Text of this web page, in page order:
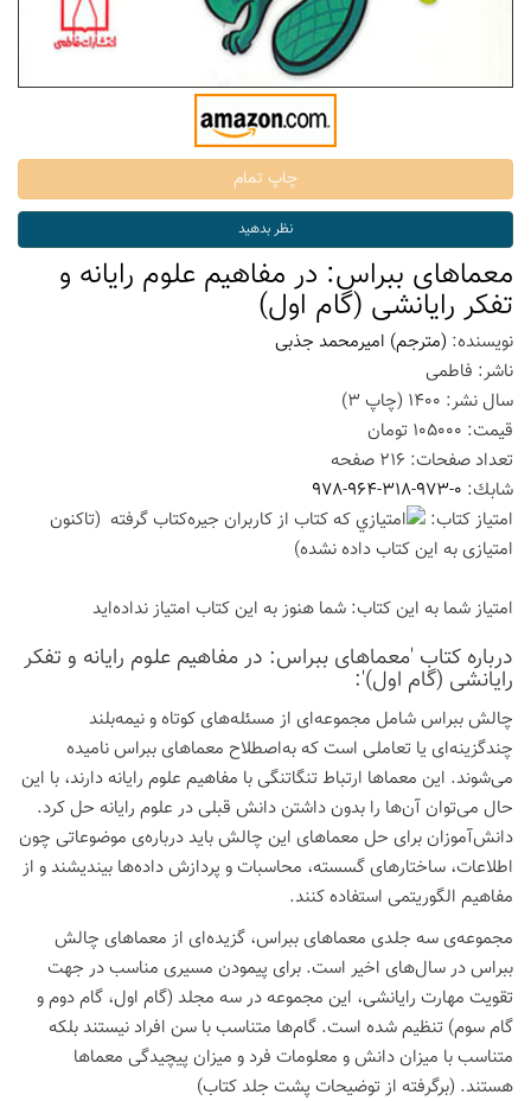
معماهای ببراس: در مفاهیم علوم رایانه و
تفکر رایانشی (گام اول)
نویسنده: (مترجم) امیرمحمد جذبی
ناشر: فاطمی
سال نشر: 1400 (چاپ 3
)
قیمت: 105000 تومان
تعداد صفحات: 216 صفحه
شابك: 978-964-318-973-0
امتیاز كتاب:
(تاكنون
امتیازی به این كتاب داده نشده)
امتیاز شما به این كتاب: شما هنوز به این كتاب امتیاز نداده‌اید
درباره كتاب 'معماهای ببراس: در مفاهیم علوم رایانه و تفکر
رایانشی (گام اول)':
چالش ببراس شامل مجموعه‌ای از مسئله‌های کوتاه و نیمه‌بلند
چندگزینه‌ای یا تعاملی است که به‌اصطلاح معماهای ببراس نامیده
می‌شوند. این معماها ارتباط تنگاتنگی با مفاهیم علوم رایانه دارند، با این
حال می‌توان آن‌ها را بدون داشتن دانش قبلی در علوم رایانه حل کرد.
دانش‌آموزان برای حل معماهای این چالش باید درباره‌ی موضوعاتی چون
اطلاعات، ساختارهای گسسته، محاسبات و پردازش داده‌ها بیندیشند و از
مفاهیم الگوریتمی استفاده کنند.
مجموعه‌ی سه جلدی معماهای ببراس، گزیده‌ای از معماهای چالش
ببراس در سال‌های اخیر است. برای پیمودن مسیری مناسب در جهت
تقویت مهارت رایانشی، این مجموعه در سه مجلد (گام اول، گام دوم و
گام سوم) تنظیم شده است. گام‌ها متناسب با سن افراد نیستند بلکه
متناسب با میزان دانش و معلومات فرد و میزان پیچیدگی معماها
هستند. (برگرفته از توضیحات پشت جلد کتاب)